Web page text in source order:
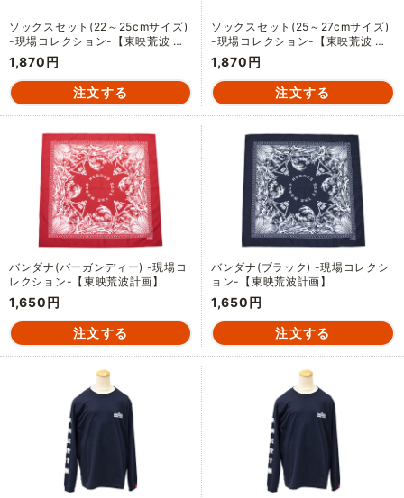
ソックスセット(22～25cmサイズ)
-現場コレクション-【東映荒波 …
1,870円
ソックスセット(25～27cmサイズ)
-現場コレクション-【東映荒波 …
1,870円
バンダナ(バーガンディー) -現場コ
レクション-【東映荒波計画】
1,650円
バンダナ(ブラック) -現場コレクシ
ョン-【東映荒波計画】
1,650円